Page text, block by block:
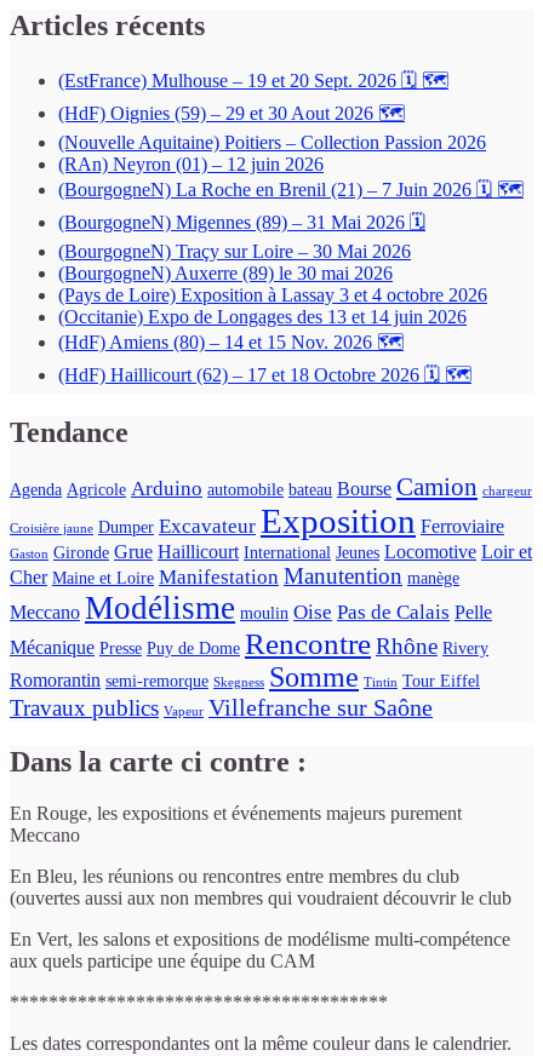
Articles récents
(EstFrance) Mulhouse – 19 et 20 Sept. 2026 🗓 🗺
(HdF) Oignies (59) – 29 et 30 Aout 2026 🗺
(Nouvelle Aquitaine) Poitiers – Collection Passion 2026
(RAn) Neyron (01) – 12 juin 2026
(BourgogneN) La Roche en Brenil (21) – 7 Juin 2026 🗓 🗺
(BourgogneN) Migennes (89) – 31 Mai 2026 🗓
(BourgogneN) Traçy sur Loire – 30 Mai 2026
(BourgogneN) Auxerre (89) le 30 mai 2026
(Pays de Loire) Exposition à Lassay 3 et 4 octobre 2026
(Occitanie) Expo de Longages des 13 et 14 juin 2026
(HdF) Amiens (80) – 14 et 15 Nov. 2026 🗺
(HdF) Haillicourt (62) – 17 et 18 Octobre 2026 🗓 🗺
Tendance
Agenda Agricole Arduino automobile bateau Bourse Camion chargeur
Croisière jaune Dumper Excavateur Exposition Ferroviaire
Gaston Gironde Grue Haillicourt International Jeunes Locomotive Loir et
Cher Maine et Loire Manifestation Manutention manège
Meccano Modélisme moulin Oise Pas de Calais Pelle
Mécanique Presse Puy de Dome RencontreRhône Rivery
Romorantin semi-remorque Skegness Somme Tintin Tour Eiffel
Travaux publics Vapeur Villefranche sur Saône
Dans la carte ci contre :
En Rouge, les expositions et événements majeurs purement
Meccano
En Bleu, les réunions ou rencontres entre membres du club
(ouvertes aussi aux non membres qui voudraient découvrir le club
En Vert, les salons et expositions de modélisme multi-compétence
aux quels participe une équipe du CAM
***************************************
Les dates correspondantes ont la même couleur dans le calendrier.